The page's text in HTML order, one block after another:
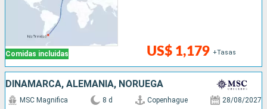
Comidas incluidas US$ 1,179 +Tasas
DINAMARCA, ALEMANIA, NORUEGA
MSC Magnifica 8 d Copenhague 28/08/2027